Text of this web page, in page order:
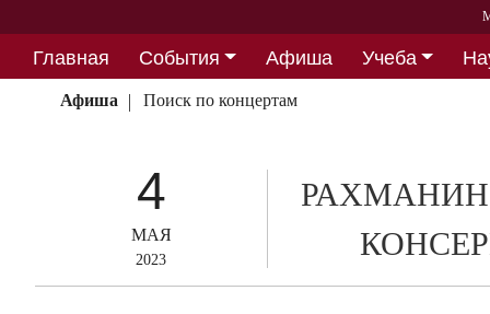
Главная События Афиша Учеба
Партнерство
Афиша Поиск по концертам
4
МАЯ
2023